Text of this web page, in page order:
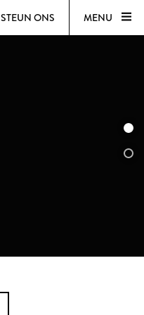
STEUN ONS MENU